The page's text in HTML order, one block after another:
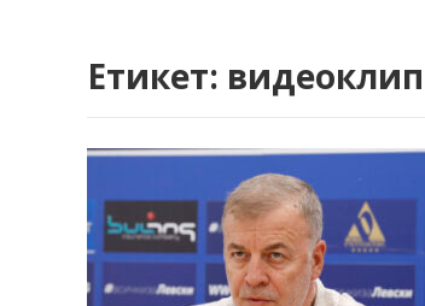
Етикет: видеоклип